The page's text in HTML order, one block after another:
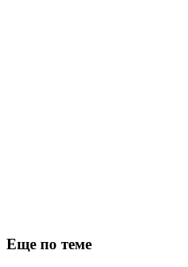
Еще по теме